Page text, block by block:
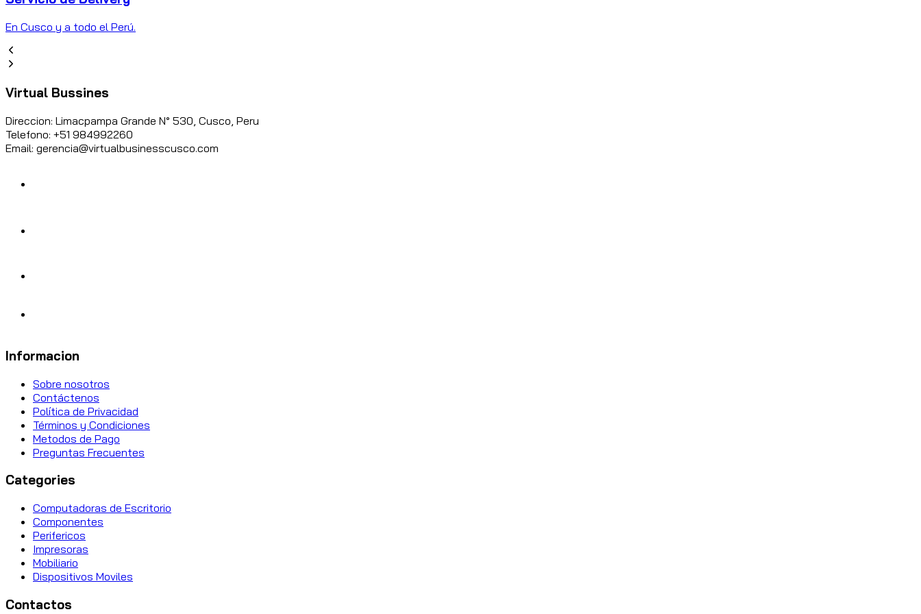
En Cusco y a todo el Perú.
Virtual Bussines
Direccion: Limacpampa Grande N° 530, Cusco, Peru
Telefono: +51 984992260
Email: gerencia@virtualbusinesscusco.com
Informacion
Sobre nosotros
Contáctenos
Política de Privacidad
Términos y Condiciones
Metodos de Pago
Preguntas Frecuentes
Categories
Computadoras de Escritorio
Componentes
Perifericos
Impresoras
Mobiliario
Dispositivos Moviles
Contactos